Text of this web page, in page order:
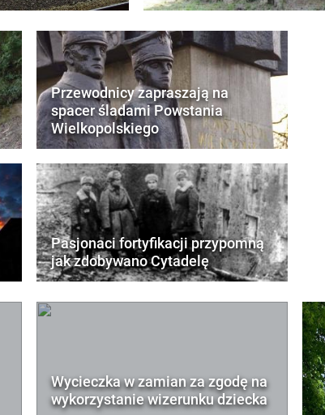
Przewodnicy zapraszają na
spacer śladami Powstania
Wielkopolskiego
Pasjonaci fortyfikacji przypomną
jak zdobywano Cytadelę
Wycieczka w zamian za zgodę na
wykorzystanie wizerunku dziecka